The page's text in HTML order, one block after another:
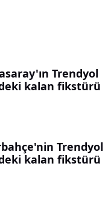
Trendyol
kalan fikstürü
Trendyol
kalan fikstürü